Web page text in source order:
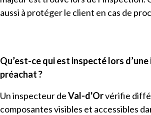
aussi à protéger le client en cas de
Qu’est-ce qui est inspecté lors
préachat ?
Un inspecteur deVal-d'Orvérifie
composantes visibles et accessibles